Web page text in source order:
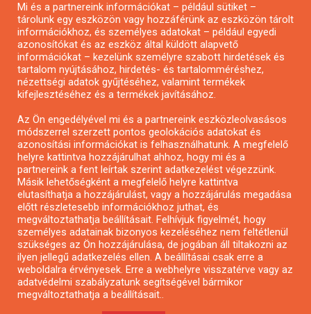
Pályázatírás civil szervezeteknek
Pályázatírás önkormányzatoknak
Pályázatfigyelés
Specifikus pályázatfigyelés vagy hírlevél
Pályázatok magánszemélyeknek
Pályázatok civil szervezeteknek
Pályázatok vállalkozásoknak
Önkormányzati pályázatok
Mezőgazdasági pályázatok
Falusi turizmus pályázatok
Napelem pályázatok
GINOP pályázatok
Mi és a partnereink információkat – például sütiket –
tárolunk egy eszközön vagy hozzáférünk az eszközön tárolt
információkhoz, és személyes adatokat – például egyedi
azonosítókat és az eszköz által küldött alapvető
információkat – kezelünk személyre szabott hirdetések és
tartalom nyújtásához, hirdetés- és tartalomméréshez,
nézettségi adatok gyűjtéséhez, valamint termékek
kifejlesztéséhez és a termékek javításához.
Az Ön engedélyével mi és a partnereink eszközleolvasásos
módszerrel szerzett pontos geolokációs adatokat és
azonosítási információkat is felhasználhatunk. A megfelelő
helyre kattintva hozzájárulhat ahhoz, hogy mi és a
partnereink a fent leírtak szerint adatkezelést végezzünk.
Másik lehetőségként a megfelelő helyre kattintva
elutasíthatja a hozzájárulást, vagy a hozzájárulás megadása
előtt részletesebb információkhoz juthat, és
megváltoztathatja beállításait. Felhívjuk figyelmét, hogy
személyes adatainak bizonyos kezeléséhez nem feltétlenül
szükséges az Ön hozzájárulása, de jogában áll tiltakozni az
ilyen jellegű adatkezelés ellen. A beállításai csak erre a
weboldalra érvényesek. Erre a webhelyre visszatérve vagy az
adatvédelmi szabályzatunk segítségével bármikor
megváltoztathatja a beállításait..